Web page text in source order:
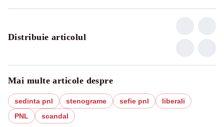
Distribuie articolul
Mai multe articole despre
sedinta pnl stenograme sefie pnl
liberali
PNL
scandal